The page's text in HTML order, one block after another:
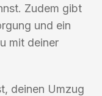
Zudem gibt
und ein
mit deiner
deinen Umzug